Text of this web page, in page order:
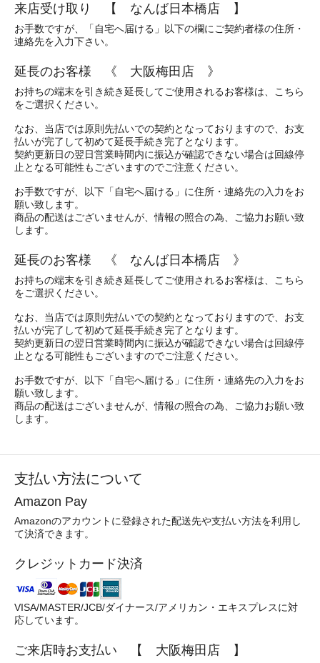
来店受け取り 【 なんば日本橋店 】
お手数ですが、「自宅へ届ける」以下の欄にご契約者様の住所・
連絡先を入力下さい。
延長のお客様 《 大阪梅田店 》
お持ちの端末を引き続き延長してご使用されるお客様は、こちら
をご選択ください。
なお、当店では原則先払いでの契約となっておりますので、お支
払いが完了して初めて延長手続き完了となります。
契約更新日の翌日営業時間内に振込が確認できない場合は回線停
止となる可能性もございますのでご注意ください。
お手数ですが、以下「自宅へ届ける」に住所・連絡先の入力をお
願い致します。
商品の配送はございませんが、情報の照合の為、ご協力お願い致
します。
延長のお客様 《 なんば日本橋店 》
お持ちの端末を引き続き延長してご使用されるお客様は、こちら
をご選択ください。
なお、当店では原則先払いでの契約となっておりますので、お支
払いが完了して初めて延長手続き完了となります。
契約更新日の翌日営業時間内に振込が確認できない場合は回線停
止となる可能性もございますのでご注意ください。
お手数ですが、以下「自宅へ届ける」に住所・連絡先の入力をお
願い致します。
商品の配送はございませんが、情報の照合の為、ご協力お願い致
します。
支払い方法について
Amazon Pay
Amazonのアカウントに登録された配送先や支払い方法を利用し
て決済できます。
クレジットカード決済
VISA/MASTER/JCB/ダイナース/アメリカン・エキスプレスに対
応しています。
ご来店時お支払い 【 大阪梅田店 】